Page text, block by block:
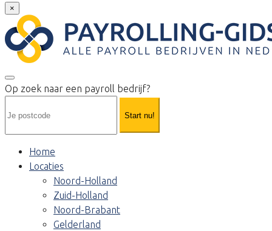
×
Op zoek naar een payroll bedrijf?
Start nu!
Home
Locaties
Noord-Holland
Zuid-Holland
Noord-Brabant
Gelderland